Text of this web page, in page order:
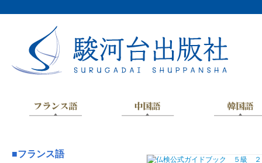
■フランス語